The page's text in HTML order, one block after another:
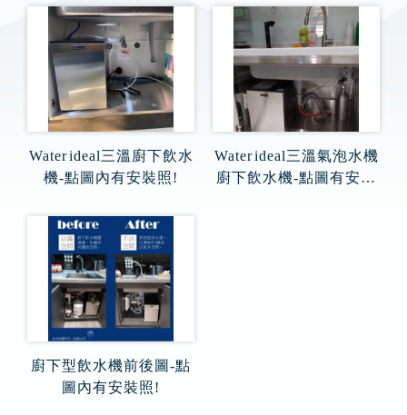
Water ideal三溫廚下飲水
機-點圖內有安裝照!
Water ideal三溫氣泡水機
廚下飲水機-點圖有安裝
廚下型飲水機前後圖-點
圖內有安裝照!